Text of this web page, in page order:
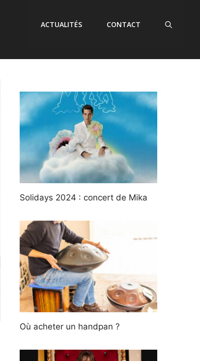
ACTUALITÉS CONTACT
Solidays 2024 : concert de Mika
Où acheter un handpan ?